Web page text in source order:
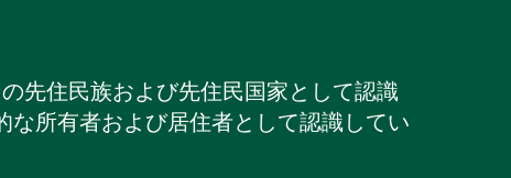
先住民族および先住民国家として認識
な所有者および居住者として認識してい